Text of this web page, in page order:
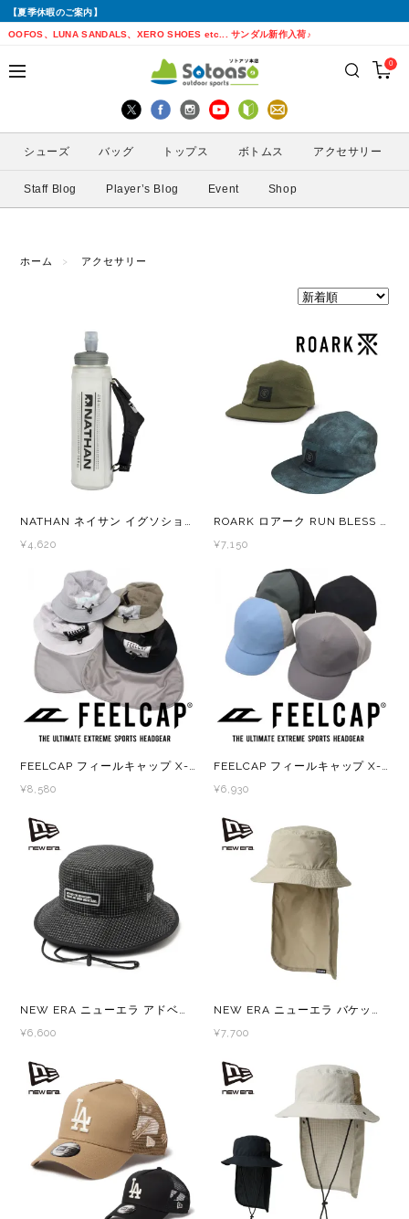
【夏季休暇のご案内】
OOFOS、LUNA SANDALS、XERO SHOES etc... サンダル新作入荷♪
戻る
シューズから探す
トレイルランニングシューズ
ランニングシューズ
戻る
トップスから探す
シェル・レインウェア
シャツ
戻る
ボトムスから探す
ショートパンツ
ロングパンツ
戻る
バッグから探す
トレランザック
バックパック
戻る
アクセサリーから探す
キャップ・ハット
ソックス
ボトル・携帯カップ
ストックポール
その他
戻る
ブランドから探す
ACTIVE YOHKAN(アクティブようかん)
ATHLETUNE(アスリチューン)
HoneyAction(ハニーアクション)
KODA(コーダ)
Mag-on(マグオン)
MEDALIST(メダリスト)
PUREPALA(ピュアパラ)
SAMURAICHARGE Pro
SAMURAI GEL(サムライジェル)
Shonai Special(ショウナイスペシャル)
VESPA(ベスパ)
カルノパワー
ジャパンエナジーフード
オレは摂取す
梅丹
戻る
ブランドから探す
Amazfit(アマズフィット)
BAUERFEIND(バウアーファインド)
Columbia・Montrail(コロンビア・モント
COMPRESSPORT(コンプレスポーツ)
cotopaxi (コトパクシ)
DYNAFIT(ディナフィット)
ELDORESO(エルドレッソ)
extremities (エクストリミティーズ)
FEELCAP(フィールキャップ)
Feetures (フィーチャーズ)
GONTEX(ゴンテックス)
goodr(グダー)
handson grip (ハンズオングリップ)
injinji(インジンジ)
INSTINCT(インスティンクト)
Joe Nimble(ジョー ニンブル)
戻る
性別から探す
レディース
0
シューズ バッグ トップス ボトムス アクセサリー
Staff Blog Player’s Blog Event Shop
ホーム アクセサリー
NATHAN ネイサン イグソショット ライト 400ml グリップフリーの快適さを提供 グリップ付ソフトフラスク
¥4,620
ROARK ロアーク RUN BLESS UP CAMPER メンズ・レディース
¥7,150
¥8,580 ¥6,930
NEW ERA ニューエラ アドベンチャーライト PROLIGHT Flash グリッド
¥6,600
NEW ERA ニューエラ バケット01 パッカブル サンシェード SOLOTEX x ECOPET
¥7,700